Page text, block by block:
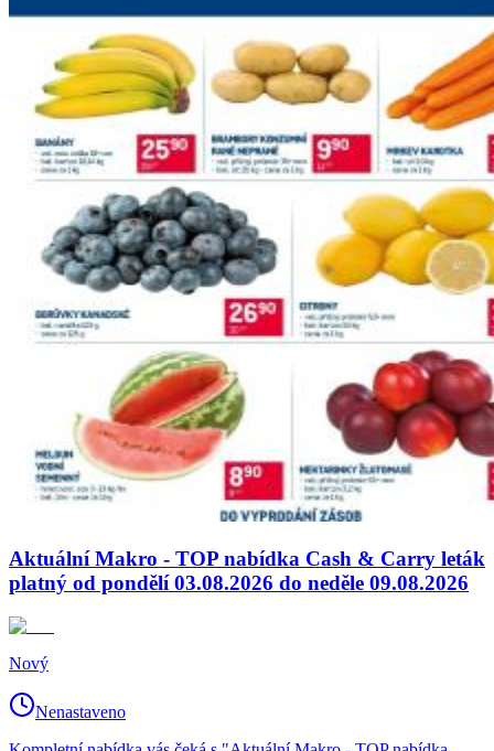
Aktuální Makro - TOP nabídka Cash & Carry leták
platný od pondělí 03.08.2026 do neděle 09.08.2026
Nový
Nenastaveno